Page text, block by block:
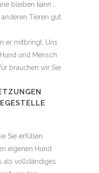
bleiben kann ,
Tieren gut
er mitbringt. Uns
und Mensch
brauchen wir Sie
Sie erfüllen
eigenen Hund
als vollständiges